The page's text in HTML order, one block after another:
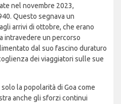
nel novembre 2023,
Questo segnava un
arrivi di ottobre, che erano
intravedere un percorso
dal suo fascino duraturo
dei viaggiatori sulle sue
la popolarità di Goa come
anche gli sforzi continui